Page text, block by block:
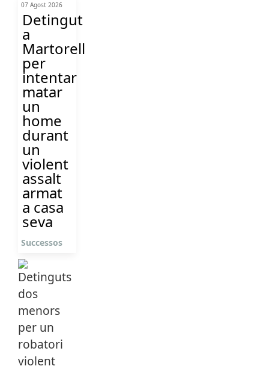
07 Agost 2026
Detingut
a
Martorell
per
intentar
matar
un
home
durant
un
violent
assalt
armat
a casa
seva
Successos